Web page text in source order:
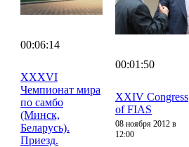
00:06:14
XXXVI
Чемпионат мира
по самбо
(Минск,
Беларусь).
Приезд.
00:01:50
XXIV Congress
of FIAS
08 ноября 2012 в
12:00